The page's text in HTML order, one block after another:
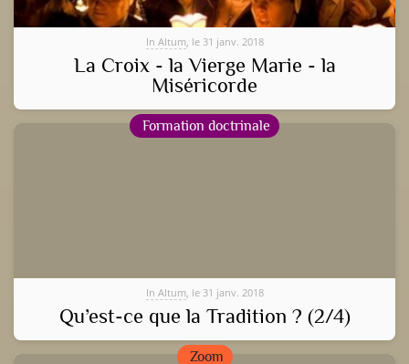
In Altum, le 31 janv. 2018
La Croix - la Vierge Marie - la
Miséricorde
Formation doctrinale
In Altum, le 31 janv. 2018
Qu’est-ce que la Tradition ? (2/4)
Zoom